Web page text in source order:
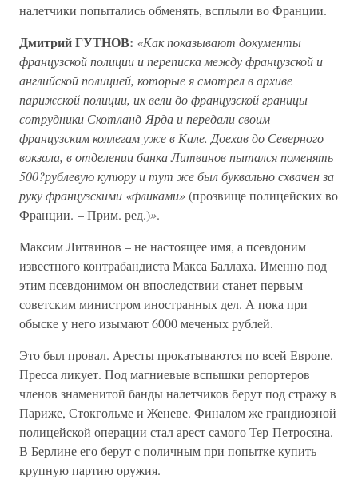
налетчики попытались обменять, всплыли во Франции.
Дмитрий ГУТНОВ: «Как показывают документы
французской полиции и переписка между французской и
английской полицией, которые я смотрел в архиве
парижской полиции, их вели до французской границы
сотрудники Скотланд-Ярда и передали своим
французским коллегам уже в Кале. Доехав до Северного
вокзала, в отделении банка Литвинов пытался поменять
500?рублевую купюру и тут же был буквально схвачен за
руку французскими «фликами»(прозвище полицейских во
Франции. – Прим. ред.)».
Максим Литвинов – не настоящее имя, а псевдоним
известного контрабандиста Макса Баллаха. Именно под
этим псевдонимом он впоследствии станет первым
советским министром иностранных дел. А пока при
обыске у него изымают 6000 меченых рублей.
Это был провал. Аресты прокатываются по всей Европе.
Пресса ликует. Под магниевые вспышки репортеров
членов знаменитой банды налетчиков берут под стражу в
Париже, Стокгольме и Женеве. Финалом же грандиозной
полицейской операции стал арест самого Тер-Петросяна.
В Берлине его берут с поличным при попытке купить
крупную партию оружия.